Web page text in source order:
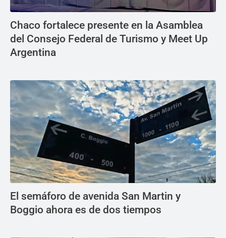
Chaco fortalece presente en la Asamblea
del Consejo Federal de Turismo y Meet Up
Argentina
El semáforo de avenida San Martin y
Boggio ahora es de dos tiempos